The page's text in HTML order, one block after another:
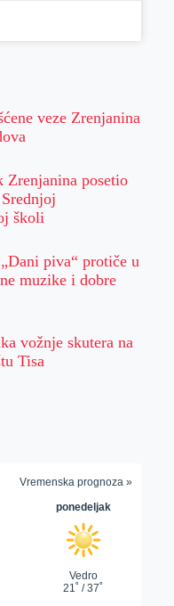
veze Zrenjanina
Zrenjanina posetio
školi
piva“ protiče u
muzike i dobre
vožnje skutera na
Tisa